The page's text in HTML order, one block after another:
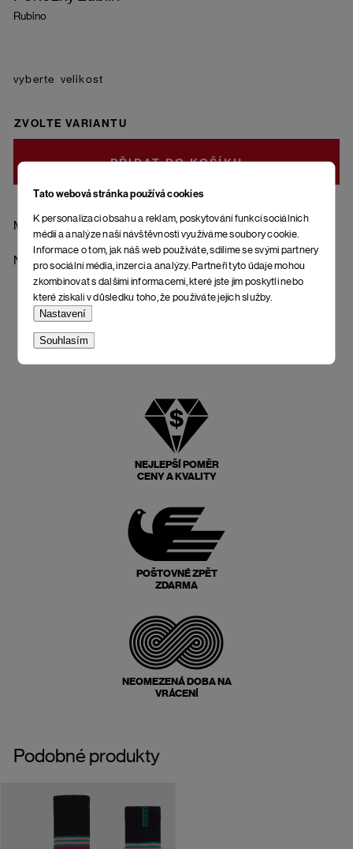
Tato webová stránka používá cookies
K personalizaci obsahu a reklam, poskytování funkcí sociálních
médií a analýze naší návštěvnosti využíváme soubory cookie.
Informace o tom, jak náš web používáte, sdílíme se svými partnery
pro sociální média, inzerci a analýzy. Partneři tyto údaje mohou
zkombinovat s dalšími informacemi, které jste jim poskytli nebo
které získali v důsledku toho, že používáte jejich služby.
Nastavení
Souhlasím
Rubino
Materiál: 85 % bavlna - česaná, 10 % polyamid, 5 % elastan
Návrh a výroba kompletně Evropského původu.
velikost
ZVOLTE VARIANTU
DO KOŠÍKU
NEJLEPŠÍ POMĚR
CENY A KVALITY
POŠTOVNÉ ZPĚT
ZDARMA
NEOMEZENÁ DOBA NA
VRÁCENÍ
Podobné produkty